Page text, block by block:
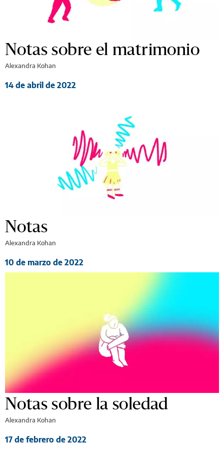
Notas sobre el matrimonio
Alexandra Kohan
14 de abril de 2022
Notas
Alexandra Kohan
10 de marzo de 2022
Notas sobre la soledad
Alexandra Kohan
17 de febrero de 2022